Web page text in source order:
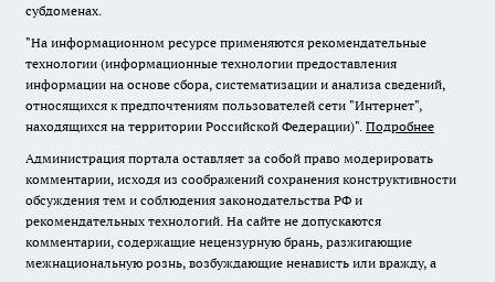
субдоменах.
"На информационном ресурсе применяются рекомендательные
технологии (информационные технологии предоставления
информации на основе сбора, систематизации и анализа сведений,
относящихся к предпочтениям пользователей сети "Интернет",
находящихся на территории Российской Федерации)". Подробнее
Администрация портала оставляет за собой право модерировать
комментарии, исходя из соображений сохранения конструктивности
обсуждения тем и соблюдения законодательства РФ и
рекомендательных технологий. На сайте не допускаются
комментарии, содержащие нецензурную брань, разжигающие
межнациональную рознь, возбуждающие ненависть или вражду, а